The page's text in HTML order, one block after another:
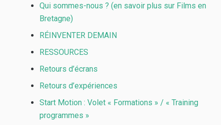
Qui sommes-nous ? (en savoir plus sur Films en
Bretagne)
RÉINVENTER DEMAIN
RESSOURCES
Retours d’écrans
Retours d’expériences
Start Motion : Volet « Formations » / « Training
programmes »